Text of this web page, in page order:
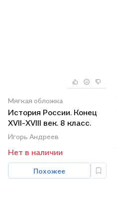
Мягкая обложка
История России. Конец
XVII-XVIII век. 8 класс.
Учебник
Игорь Андреев
Нет в наличии
Похожее